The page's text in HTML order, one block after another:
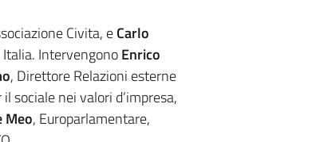
Civita, eCarlo
IntervengonoEnrico
, Direttore Relazioni esterne
sociale nei valori d’impresa,
Meo, Europarlamentare,